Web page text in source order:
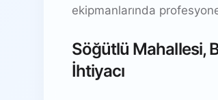
ekipmanlarında
Söğütlü Mahallesi,
İhtiyacı